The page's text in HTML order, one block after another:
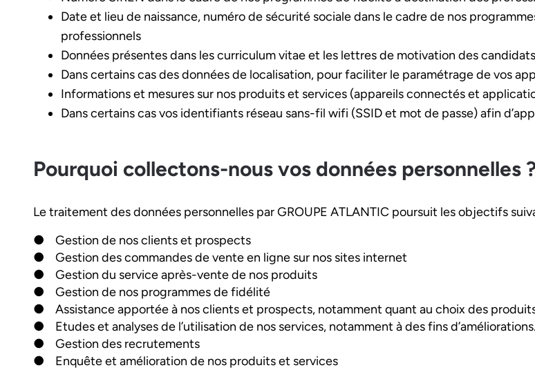
Date et lieu de naissance, numéro de sécurité sociale dans le cadre de nos
professionnels
Données présentes dans les curriculum vitae et les lettres de motivation des
Dans certains cas des données de localisation, pour faciliter le paramétrage de vos
Informations et mesures sur nos produits et services (appareils connectés et
Dans certains cas vos identifiants réseau sans-fil wifi (SSID et mot de passe) afin
Pourquoi collectons-nous vos données personnelles
Le traitement des données personnelles par GROUPE ATLANTIC poursuit les objectifs
● Gestion de nos clients et prospects
● Gestion des commandes de vente en ligne sur nos sites internet
● Gestion du service après-vente de nos produits
● Gestion de nos programmes de fidélité
● Assistance apportée à nos clients et prospects, notamment quant au choix des
● Etudes et analyses de l’utilisation de nos services, notamment à des fins d’améliorations.
● Gestion des recrutements
● Enquête et amélioration de nos produits et services